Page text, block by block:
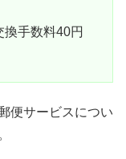
手数料40円
便サービスについ